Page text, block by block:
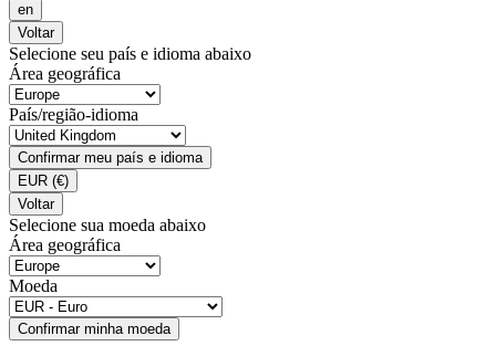
en
Voltar
Selecione seu país e idioma abaixo
Área geográfica
País/região-idioma
Confirmar meu país e idioma
EUR (€)
Voltar
Selecione sua moeda abaixo
Área geográfica
Moeda
Confirmar minha moeda